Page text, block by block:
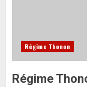
Régime Thonon
Régime